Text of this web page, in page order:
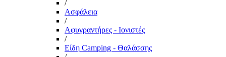
/
Ασφάλεια
/
Αφυγραντήρες - Ιονιστές
/
Είδη Camping - Θαλάσσης